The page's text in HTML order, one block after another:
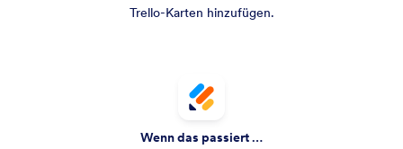
Trello-Karten hinzufügen.
Wenn das passiert …